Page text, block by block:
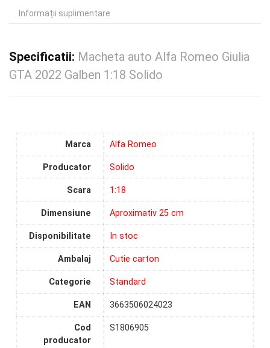
Informații suplimentare
Specificatii: Macheta auto Alfa Romeo Giulia
GTA 2022 Galben 1:18 Solido
Marca Alfa Romeo
Producator Solido
Scara 1:18
Dimensiune Aproximativ 25 cm
Disponibilitate In stoc
Ambalaj Cutie carton
Categorie Standard
EAN 3663506024023
Cod
producator
S1806905